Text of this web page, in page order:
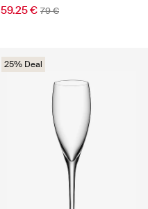
59.25 € 79 €
25% Deal